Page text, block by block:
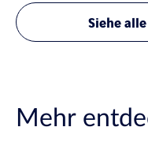
Siehe
Mehr